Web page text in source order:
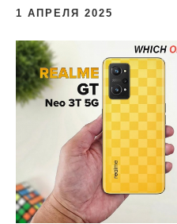
1 АПРЕЛЯ 2025